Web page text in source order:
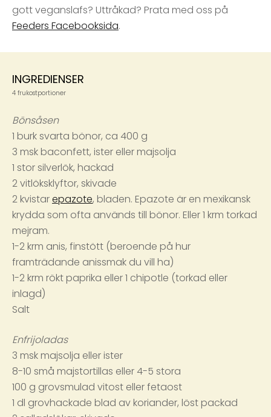
gott veganslafs? Uttråkad? Prata med oss på
Feeders Facebooksida.
INGREDIENSER
4 frukostportioner
Bönsåsen
1 burk svarta bönor, ca 400 g
3 msk baconfett, ister eller majsolja
1 stor silverlök, hackad
2 vitlöksklyftor, skivade
2 kvistarepazote, bladen. Epazote är en mexikansk
krydda som ofta används till bönor. Eller 1 krm torkad
mejram.
1-2 krm anis, finstött (beroende på hur
framträdande anissmak du vill ha)
1-2 krm rökt paprika eller 1 chipotle (torkad eller
inlagd)
Salt
Enfrijoladas
3 msk majsolja eller ister
8-10 små majstortillas eller 4-5 stora
100 g grovsmulad vitost eller fetaost
1 dl grovhackade blad av koriander, löst packad